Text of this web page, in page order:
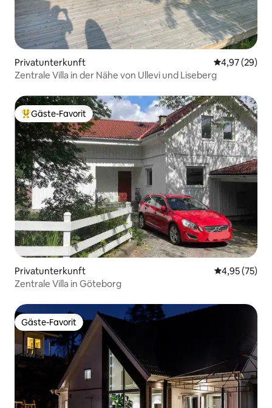
Privatunterkunft
4,97 (29)
Zentrale Villa in der Nähe von Ullevi und Liseberg
Beliebter Gäste-Favorit.
Gäste-Favorit
Privatunterkunft
4,95 (75)
Zentrale Villa in Göteborg
Gäste-Favorit
Gäste-Favorit